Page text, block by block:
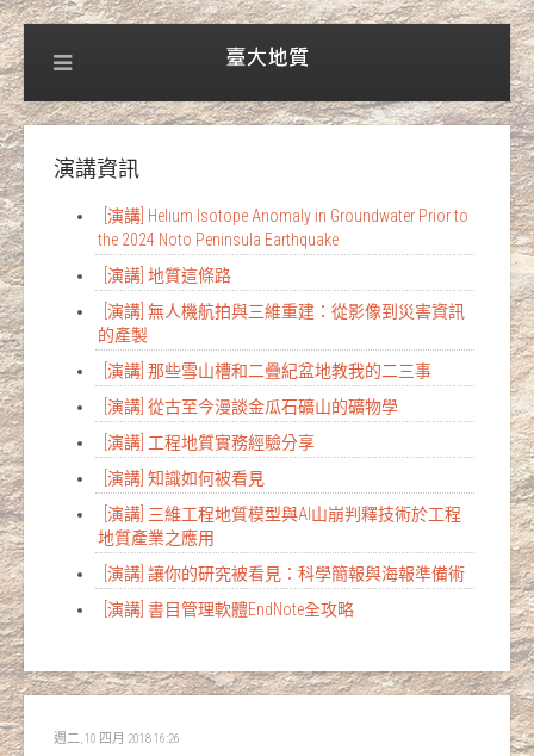
演講資訊
[演講] Helium Isotope Anomaly in Groundwater Prior to
the 2024 Noto Peninsula Earthquake
[演講] 地質這條路
[演講] 無人機航拍與三維重建：從影像到災害資訊
的產製
[演講] 那些雪山槽和二疊紀盆地教我的二三事
[演講] 從古至今漫談金瓜石礦山的礦物學
[演講] 工程地質實務經驗分享
[演講] 知識如何被看見
[演講] 三維工程地質模型與AI山崩判釋技術於工程
地質產業之應用
[演講] 讓你的研究被看見：科學簡報與海報準備術
[演講] 書目管理軟體EndNote全攻略
週二, 10 四月 2018 16:26